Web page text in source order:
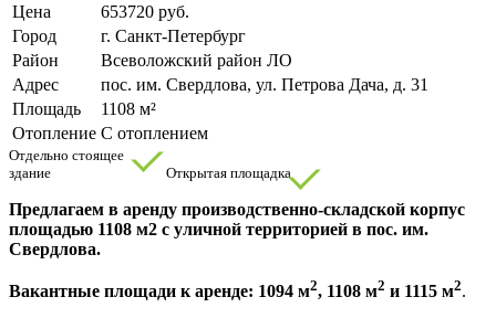
Цена
653720 руб.
Город
г. Санкт-Петербург
Район
Всеволожский район ЛО
Адрес
пос. им. Свердлова, ул. Петрова Дача, д. 31
Площадь
1108 м²
Отопление С отоплением
Отдельно стоящее
здание
Открытая площадка
Предлагаем в аренду производственно-складской корпус
площадью 1108 м2 с уличной территорией в пос. им.
Свердлова.
Вакантные площади к аренде: 1094 м2, 1108 м2 и 1115 м2.